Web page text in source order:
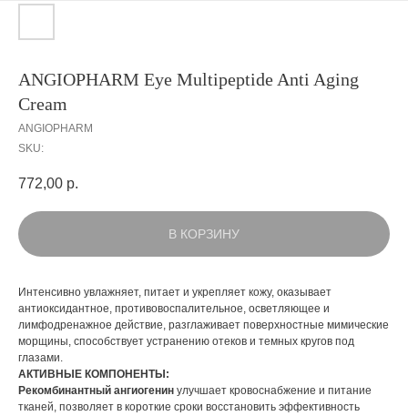
ANGIOPHARM Eye Multipeptide Anti Aging
Cream
ANGIOPHARM
SKU:
772,00 р.
В КОРЗИНУ
Интенсивно увлажняет, питает и укрепляет кожу, оказывает
антиоксидантное, противовоспалительное, осветляющее и
лимфодренажное действие, разглаживает поверхностные мимические
морщины, способствует устранению отеков и темных кругов под
глазами.
АКТИВНЫЕ КОМПОНЕНТЫ:
Рекомбинантный ангиогенин улучшает кровоснабжение и питание
тканей, позволяет в короткие сроки восстановить эффективность